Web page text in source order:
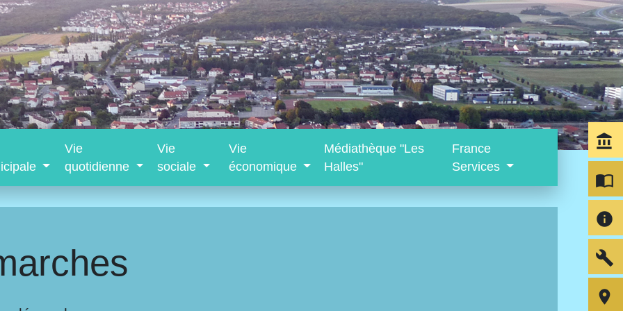
Vie
quotidienne
Vie
sociale
Vie
économique
Médiathèque "Les
Halles"
France
Services
account_balance
import_contacts
info
build
room